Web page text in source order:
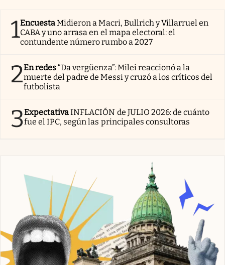
1EncuestaMidieron a Macri, Bullrich y Villarruel en
CABA y uno arrasa en el mapa electoral: el
contundente número rumbo a 2027
2En redes“Da vergüenza”: Milei reaccionó a la
muerte del padre de Messi y cruzó a los críticos del
futbolista
3ExpectativaINFLACIÓN de JULIO 2026: de cuánto
fue el IPC, según las principales consultoras